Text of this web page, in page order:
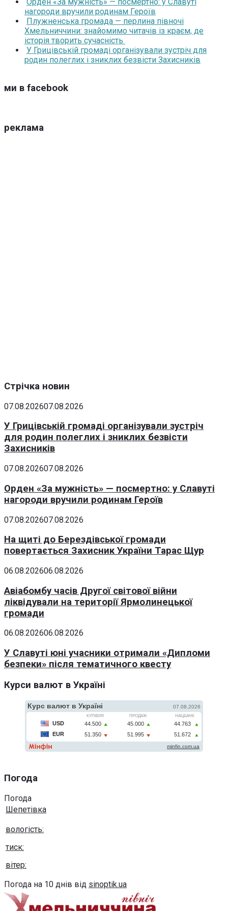
Орден «За мужність» — посмертно: у Славуті
нагороди вручили родинам Героїв
Плужненська громада — перлина півночі
Хмельниччини: знайомимо читачів із краєм, де
історія творить сучасність
У Грицівській громаді організували зустріч для
родин полеглих і зниклих безвісти Захисників
ми в facebook
реклама
Стрічка новин
07.08.202607.08.2026
У Грицівській громаді організували зустріч
для родин полеглих і зниклих безвісти
Захисників
07.08.202607.08.2026
Орден «За мужність» — посмертно: у Славуті
нагороди вручили родинам Героїв
07.08.202607.08.2026
На щиті до Берездівської громади
повертається Захисник України Тарас Щур
06.08.202606.08.2026
Авіабомбу часів Другої світової війни
ліквідували на території Ярмолинецької
громади
06.08.202606.08.2026
У Славуті юні учасники отримали «Дипломи
безпеки» після тематичного квесту
Курси валют в Україні
Погода
Погода
Шепетівка
вологість:
тиск:
вітер:
Погода на 10 днів від sinoptik.ua